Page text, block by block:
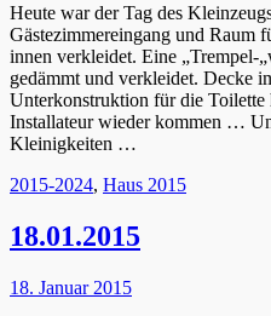
Heute war der Tag des
Gästezimmereingang und Raum
innen verkleidet. Eine „Trempel-
gedämmt und verkleidet. Decke
Unterkonstruktion für die Toilette
Installateur wieder kommen …
Kleinigkeiten …
Kategorien
2015-2024, Haus 2015
18.01.2015
Posted
18. Januar 2015